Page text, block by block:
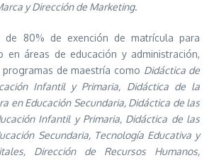
y Dirección de Marketing.
de 80% de exención de matrícula para
en áreas de educación y administración,
programas de maestría como Didáctica de
Infantil y Primaria, Didáctica de la
en Educación Secundaria, Didáctica de las
Infantil y Primaria, Didáctica de las
Secundaria, Tecnología Educativa y
Dirección de Recursos Humanos,